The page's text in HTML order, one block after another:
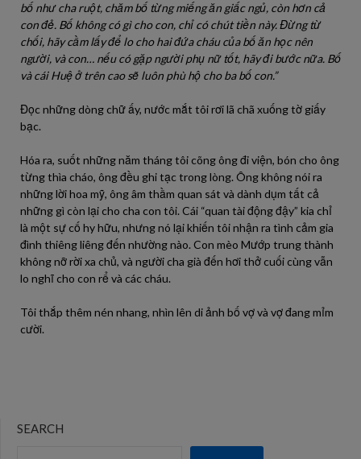
bố như cha ruột, chăm bố từng miếng ăn giấc ngủ, còn hơn cả
con đẻ. Bố không có gì cho con, chỉ có chút tiền này. Đừng từ
chối, hãy cầm lấy để lo cho hai đứa cháu của bố ăn học nên
người, và con… nếu có gặp người phụ nữ tốt, hãy đi bước nữa. Bố
và cái Huệ ở trên cao sẽ luôn phù hộ cho ba bố con.”
Đọc những dòng chữ ấy, nước mắt tôi rơi lã chã xuống tờ giấy
bạc.
Hóa ra, suốt những năm tháng tôi cõng ông đi viện, bón cho ông
từng thìa cháo, ông đều ghi tạc trong lòng. Ông không nói ra
những lời hoa mỹ, ông âm thầm quan sát và dành dụm tất cả
những gì còn lại cho cha con tôi. Cái “quan tài động đậy” kia chỉ
là một sự cố hy hữu, nhưng nó lại khiến tôi nhận ra tình cảm gia
đình thiêng liêng đến nhường nào. Con mèo Mướp trung thành
không nỡ rời xa chủ, và người cha già đến hơi thở cuối cùng vẫn
lo nghĩ cho con rể và các cháu.
Tôi thắp thêm nén nhang, nhìn lên di ảnh bố vợ và vợ đang mỉm
cười.
SEARCH